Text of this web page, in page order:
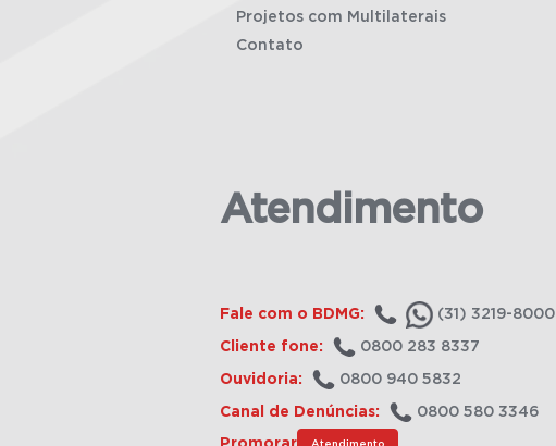
Projetos com Multilaterais
Contato
Atendimento
Fale com o BDMG: (31) 3219-8000
Cliente fone: 0800 283 8337
Ouvidoria: 0800 940 5832
Canal de Denúncias: 0800 580 3346
Atendimento